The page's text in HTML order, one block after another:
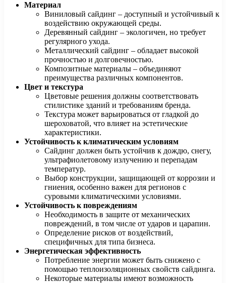
Материал
Виниловый сайдинг – доступный и устойчивый к
воздействию окружающей среды.
Деревянный сайдинг – экологичен, но требует
регулярного ухода.
Металлический сайдинг – обладает высокой
прочностью и долговечностью.
Композитные материалы – объединяют
преимущества различных компонентов.
Цвет и текстура
Цветовые решения должны соответствовать
стилистике зданий и требованиям бренда.
Текстура может варьироваться от гладкой до
шероховатой, что влияет на эстетические
характеристики.
Устойчивость к климатическим условиям
Сайдинг должен быть устойчив к дождю, снегу,
ультрафиолетовому излучению и перепадам
температур.
Выбор конструкции, защищающей от коррозии и
гниения, особенно важен для регионов с
суровыми климатическими условиями.
Устойчивость к повреждениям
Необходимость в защите от механических
повреждений, в том числе от ударов и царапин.
Определение рисков от воздействий,
специфичных для типа бизнеса.
Энергетическая эффективность
Потребление энергии может быть снижено с
помощью теплоизоляционных свойств сайдинга.
Некоторые материалы имеют возможность